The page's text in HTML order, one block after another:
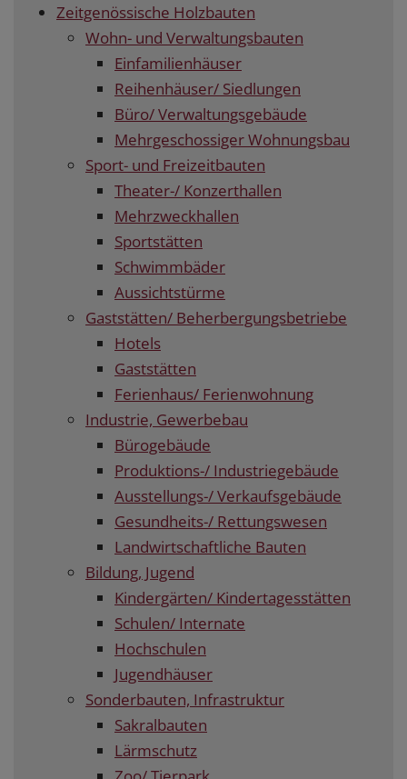
Zeitgenössische Holzbauten
Wohn- und Verwaltungsbauten
Einfamilienhäuser
Reihenhäuser/ Siedlungen
Büro/ Verwaltungsgebäude
Mehrgeschossiger Wohnungsbau
Sport- und Freizeitbauten
Theater-/ Konzerthallen
Mehrzweckhallen
Sportstätten
Schwimmbäder
Aussichtstürme
Gaststätten/ Beherbergungsbetriebe
Hotels
Gaststätten
Ferienhaus/ Ferienwohnung
Industrie, Gewerbebau
Bürogebäude
Produktions-/ Industriegebäude
Ausstellungs-/ Verkaufsgebäude
Gesundheits-/ Rettungswesen
Landwirtschaftliche Bauten
Bildung, Jugend
Kindergärten/ Kindertagesstätten
Schulen/ Internate
Hochschulen
Jugendhäuser
Sonderbauten, Infrastruktur
Sakralbauten
Lärmschutz